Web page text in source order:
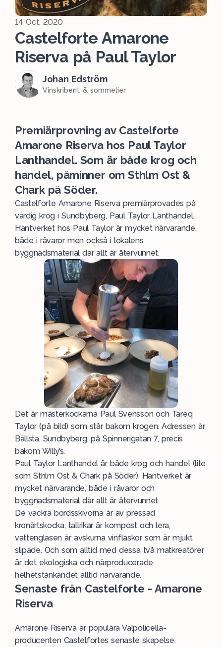
14 Oct, 2020
Castelforte Amarone
Riserva på Paul Taylor
Johan Edström
Vinskribent & sommelier
Premiärprovning av Castelforte
Amarone Riserva hos Paul Taylor
Lanthandel. Som är både krog och
handel, påminner om Sthlm Ost &
Chark på Söder.
Castelforte Amarone Riserva premiärprovades på
värdig krog i Sundbyberg, Paul Taylor Lanthandel.
Hantverket hos Paul Taylor är mycket närvarande,
både i råvaror men också i lokalens
byggnadsmaterial där allt är återvunnet.
Det är mästerkockarna Paul Svensson och Tareq
Taylor (på bild) som står bakom krogen. Adressen är
Bällsta, Sundbyberg, på Spinnerigatan 7, precis
bakom Willy’s.
Paul Taylor Lanthandel är både krog och handel (lite
som Sthlm Ost & Chark på Söder). Hantverket är
mycket närvarande, både i råvaror och
byggnadsmaterial där allt är återvunnet.
De vackra bordsskivorna är av pressad
kronärtskocka, tallrikar är kompost och lera,
vattenglasen är avskurna vinflaskor som är mjukt
slipade. Och som alltid med dessa två matkreatörer
är det ekologiska och närproducerade
helhetstänkandet alltid närvarande.
Senaste från Castelforte - Amarone
Riserva
Amarone Riserva är populära Valpolicella-
producenten Castelfortes senaste skapelse.